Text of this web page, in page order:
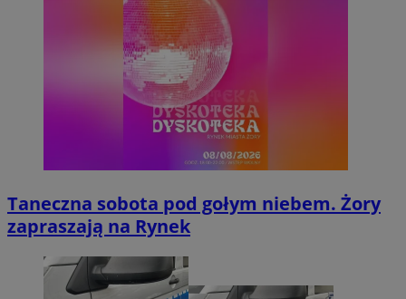
Taneczna sobota pod gołym niebem. Żory
zapraszają na Rynek